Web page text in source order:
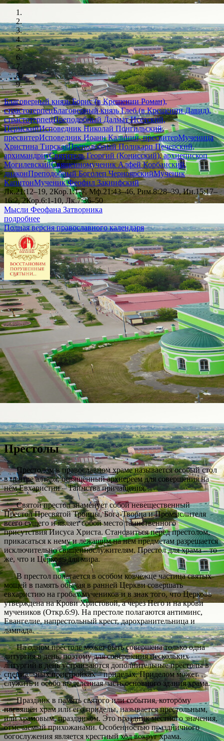
Благоверный князь Борис (в Крещении Роман),
страстотерпецБлаговерный князь Глеб (в Крещении Давид),
страстотерпецПреподобный Далмат Исетский,
ПермскийИсповедник Николай Понгильский,
пресвитерИсповедник Иоанн Калинин, пресвитерМученица
Христина ТирскаяПреподобный Поликарп Печерский,
архимандритСвятитель Георгий (Конисский), архиепископ
МогилевскийСвященномученик Алфей Корбанский,
диаконПреподобный Боголеп ЧерноярскийМученик
КапитонМученик Феофил Закинфский
Лк.21:12–19, 2Кор.1:1-7, Мф.21:43–46, Рим.8:28–39, Ин.15:17–
16:2, 2Кор.6:1-10, Лк.7:36–50
Мысли Феофана Затворника
подробнее
Полная версия православного календаря
Престолы
Престолом в православном храме называется особый стол
в центре алтаря, освящённый архиереем для совершения на
нём Евхаристии – Таинства причащения.
Святой престол знаменует собой невещественный
Престол Пресвятой Троицы, Бога-Творца и Промыслителя
всего сущего и являет собой место таинственного
присутствия Иисуса Христа. Становиться перед престолом,
прикасаться к нему и лежащим на нём предметам разрешается
исключительно священнослужителям. Престол для храма – то
же, что и Церковь для мира.
В престол полагается в особом ковчежце частица святых
мощей в память обычая в ранней Церкви совершать
евхаристию на гробах мучеников и в знак того, что Церковь
утверждена на Крови Христовой, а через Него и на крови
мучеников (Откр.6:9). На престоле полагаются антиминс,
Евангелие, напрестольный крест, дарохранительница и
лампада.
На одном престоле может быть совершена только одна
литургия в день, поэтому для совершения нескольких
литургий в день устраиваются дополнительные престолы в
специальных пристройках – приделах. Приделом может
служить и особо выделенная часть основного здания храма.
Праздник в память святого или события, которому
посвящён храм или его приделы, называется престольным,
или храмовым, праздником. Это праздник местного значения,
отмечаемый прихожанами. Особенностью праздничного
богослужения является крестный ход вокруг храма.